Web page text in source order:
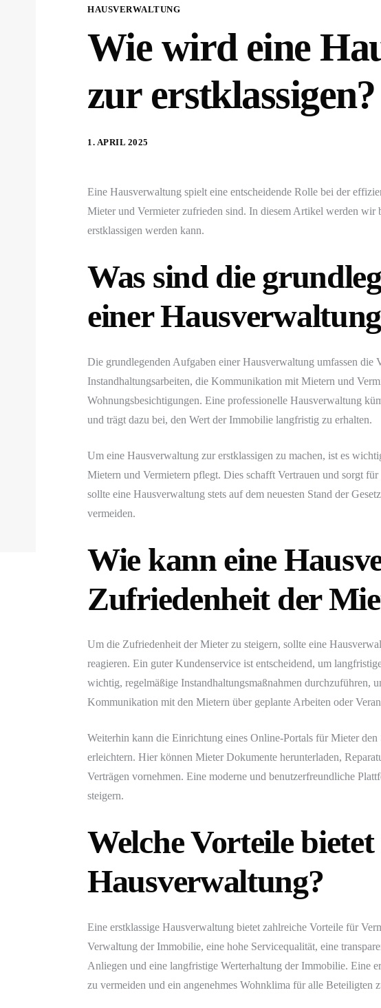
HAUSVERWALTUNG
Wie wird eine
zur erstklassigen?
1. APRIL 2025
Eine Hausverwaltung spielt eine entscheidende Rolle bei der
Mieter und Vermieter zufrieden sind. In diesem Artikel werden wir
erstklassigen werden kann.
Was sind die
einer
Die grundlegenden Aufgaben einer Hausverwaltung umfassen
Instandhaltungsarbeiten, die Kommunikation mit Mietern und
Wohnungsbesichtigungen. Eine professionelle Hausverwaltung
und trägt dazu bei, den Wert der Immobilie langfristig zu erhalten.
Um eine Hausverwaltung zur erstklassigen zu machen, ist es
Mietern und Vermietern pflegt. Dies schafft Vertrauen und sorgt
sollte eine Hausverwaltung stets auf dem neuesten Stand der
vermeiden.
Wie kann eine
Zufriedenheit der
Um die Zufriedenheit der Mieter zu steigern, sollte eine
reagieren. Ein guter Kundenservice ist entscheidend, um
wichtig, regelmäßige Instandhaltungsmaßnahmen durchzuführen,
Kommunikation mit den Mietern über geplante Arbeiten oder
Weiterhin kann die Einrichtung eines Online-Portals für Mieter
erleichtern. Hier können Mieter Dokumente herunterladen,
Verträgen vornehmen. Eine moderne und benutzerfreundliche
steigern.
Welche Vorteile
Hausverwaltung?
Eine erstklassige Hausverwaltung bietet zahlreiche Vorteile für
Verwaltung der Immobilie, eine hohe Servicequalität, eine
Anliegen und eine langfristige Werterhaltung der Immobilie. Eine
zu vermeiden und ein angenehmes Wohnklima für alle Beteiligten